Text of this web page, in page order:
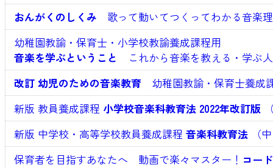
おんがくのしくみ 歌って動いてつくってわかる音楽
幼稚園教諭・保育士・小学校教諭養成課程用
音楽を学ぶということ
これから音楽を教える・学ぶ
改訂 幼児のための音楽教育幼稚園教諭・保育士養成
新版 教員養成課程 小学校音楽科教育法 2022年改訂版
新版 中学校・高等学校教員養成課程 音楽科教育法（中
保育者を目指すあなたへ 動画で楽々マスター！ コー